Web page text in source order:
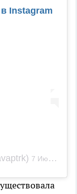
Instagram
7 Июн 2019 в 1:43 PDT